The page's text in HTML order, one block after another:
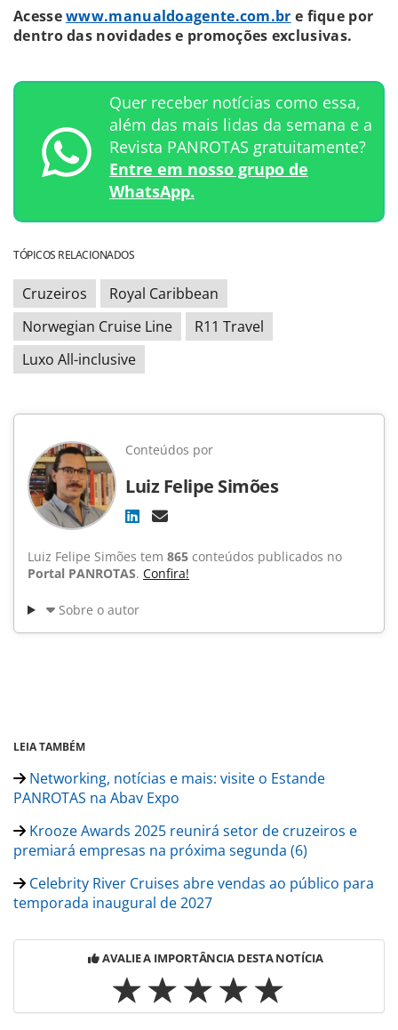
Acessewww.manualdoagente.com.br e fique por
dentro das novidades e promoções exclusivas.
Quer receber notícias como essa,
além das mais lidas da semana e a
Revista PANROTAS gratuitamente?
Entre em nosso grupo de
WhatsApp.
TÓPICOS RELACIONADOS
Cruzeiros
Royal Caribbean
Norwegian Cruise Line
R11 Travel
Luxo All-inclusive
Conteúdos por
Luiz Felipe Simões
Luiz Felipe Simões tem 865 conteúdos publicados no
Portal PANROTAS. Confira!
Sobre o autor
LEIA TAMBÉM
Networking, notícias e mais: visite o Estande
PANROTAS na Abav Expo
Krooze Awards 2025 reunirá setor de cruzeiros e
premiará empresas na próxima segunda (6)
Celebrity River Cruises abre vendas ao público para
temporada inaugural de 2027
AVALIE A IMPORTÂNCIA DESTA NOTÍCIA